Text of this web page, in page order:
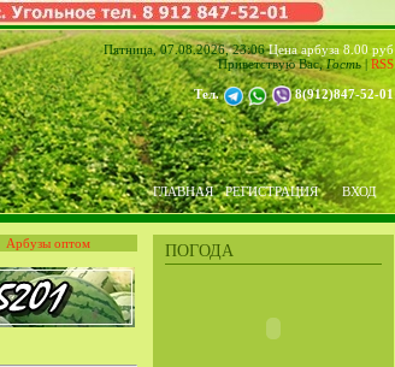
Пятница, 07.08.2026, 23:06Цена арбуза 8.00 руб
Приветствую Вас,Гость| RSS
Тел. 8(912)847-52-01
ГЛАВНАЯ РЕГИСТРАЦИЯ ВХОД
ПОГОДА
Арбузы оптом